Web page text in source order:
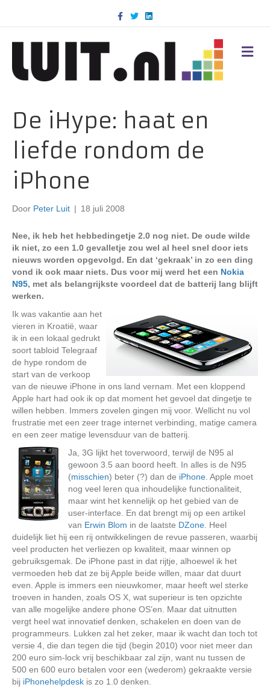
c
k
T
w
i
n
d
M
E
De iHype: haat en
liefde rondom de
iPhone
Door Peter Luit | 18 juli 2008
Nee, ik heb het hebbedingetje 2.0 nog niet. De oude wilde
ik niet, zo een 1.0 gevalletje zou wel al heel snel door iets
nieuws worden opgevolgd. En dat ‘gekraak’ in zo een ding
vond ik ook maar niets. Dus voor mij werd het een Nokia
N95, met als belangrijkste voordeel dat de batterij lang blijft
werken.
Ik was vakantie aan het
vieren in Kroatië, waar
ik in een lokaal gedrukt
soort tabloid Telegraaf
de hype rondom de
start van de verkoop
van de nieuwe iPhone in ons land vernam. Met een kloppend
Apple hart had ook ik op dat moment het gevoel dat dingetje te
willen hebben. Immers zovelen gingen mij voor. Wellicht nu vol
frustratie met een zeer trage internet verbinding, matige camera
en een zeer matige levensduur van de batterij.
Ja, 3G lijkt het toverwoord, terwijl de N95 al
gewoon 3.5 aan boord heeft. In alles is de N95
(misschien) beter (?) dan de iPhone . Apple moet
nog veel leren qua inhoudelijke functionaliteit,
maar wint het kennelijk op het gebied van de
user-interface. En dat brengt mij op een artikel
van Erwin Blom in de laatste DZone . Heel
duidelijk liet hij een rij ontwikkelingen de revue passeren, waarbij
veel producten het verliezen op kwaliteit, maar winnen op
gebruiksgemak. De iPhone past in dat rijtje, alhoewel ik het
vermoeden heb dat ze bij Apple beide willen, maar dat duurt
even. Apple is immers een nieuwkomer, maar heeft wel sterke
troeven in handen, zoals OS X, wat superieur is ten opzichte
van alle mogelijke andere phone OS’en. Maar dat uitnutten
vergt heel wat innovatief denken, schakelen en doen van de
programmeurs. Lukken zal het zeker, maar ik wacht dan toch tot
versie 4, die dan tegen die tijd (begin 2010) voor niet meer dan
200 euro sim-lock vrij beschikbaar zal zijn, want nu tussen de
500 en 600 euro betalen voor een (wederom) gekraakte versie
bij iPhonehelpdesk is zo 1.0 denken.